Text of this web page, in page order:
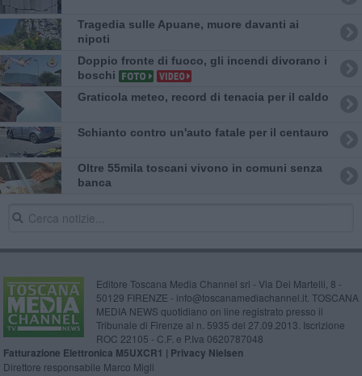
Tragedia sulle Apuane, muore davanti ai
nipoti
Doppio fronte di fuoco, gli incendi divorano i
boschi
Graticola meteo, record di tenacia per il caldo
Schianto contro un'auto fatale per il centauro
Oltre 55mila toscani vivono in comuni senza
banca
Editore Toscana Media Channel srl - Via Dei Martelli, 8 -
50129 FIRENZE - info@toscanamediachannel.it. TOSCANA
MEDIA NEWS quotidiano on line registrato presso il
Tribunale di Firenze al n. 5935 del 27.09.2013. Iscrizione
ROC 22105 - C.F. e P.Iva 0620787048
Fatturazione Elettronica M5UXCR1 | Privacy Nielsen
Direttore responsabile Marco Migli